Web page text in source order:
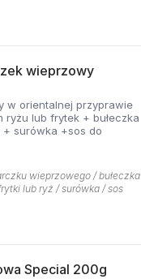
wieprzowy
ryżu lub frytek + bułeczka
+ surówka +sos do
wieprzowego / bułeczka
lub ryż / surówka / sos
Special 200g